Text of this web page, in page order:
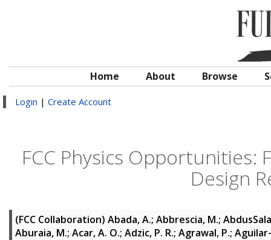
Home About Browse
Login | Create Account
FCC Physics
Design
(FCC Collaboration) Abada, A.; Abbrescia, M.;
Aburaia, M.; Acar, A. O.; Adzic, P. R.; Agrawal, P.;